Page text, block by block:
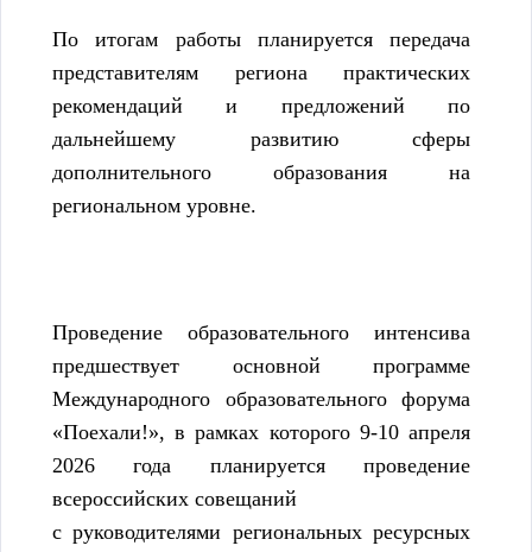
По итогам работы планируется передача
представителям региона практических
рекомендаций и предложений по
дальнейшему развитию сферы
дополнительного образования на
региональном уровне.
Проведение образовательного интенсива
предшествует основной программе
Международного образовательного форума
«Поехали!», в рамках которого 9-10 апреля
2026 года планируется проведение
всероссийских совещаний
с руководителями региональных ресурсных